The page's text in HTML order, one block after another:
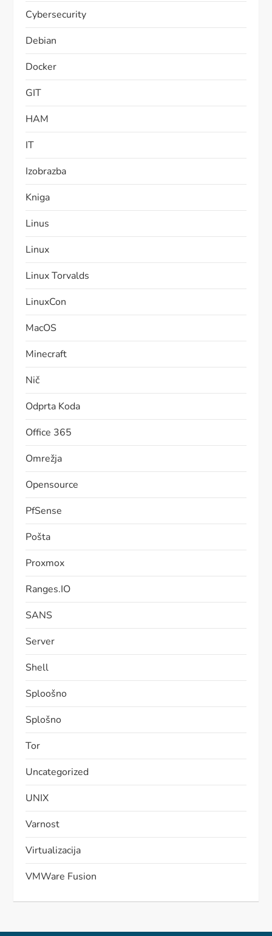
Cybersecurity
Debian
Docker
GIT
HAM
IT
Izobrazba
Kniga
Linus
Linux
Linux Torvalds
LinuxCon
MacOS
Minecraft
Nič
Odprta Koda
Office 365
Omrežja
Opensource
PfSense
Pošta
Proxmox
Ranges.IO
SANS
Server
Shell
Sploošno
Splošno
Tor
Uncategorized
UNIX
Varnost
Virtualizacija
VMWare Fusion